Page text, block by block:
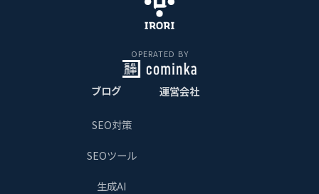
OPERATED BY
ブログ
SEO対策
SEOツール
生成AI
運営会社